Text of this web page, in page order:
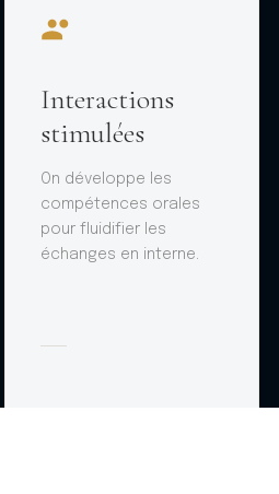
Interactions
stimulées
On développe les
compétences orales
pour fluidifier les
échanges en interne.